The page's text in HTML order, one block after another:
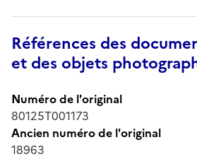
Références des
et des objets
Numéro de l'original
80125T001173
Ancien numéro de l'original
18963